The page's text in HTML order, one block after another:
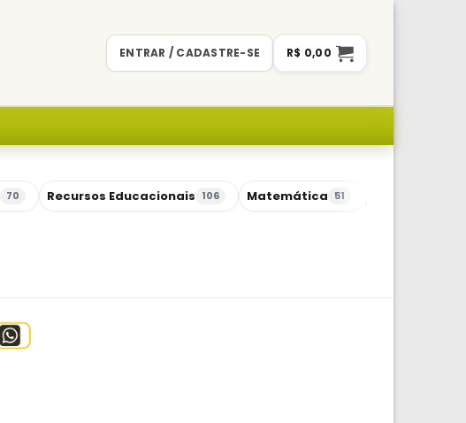
ENTRAR / CADASTRE-SE R$ 0,00
70 Recursos Educacionais 106 Matemática 51